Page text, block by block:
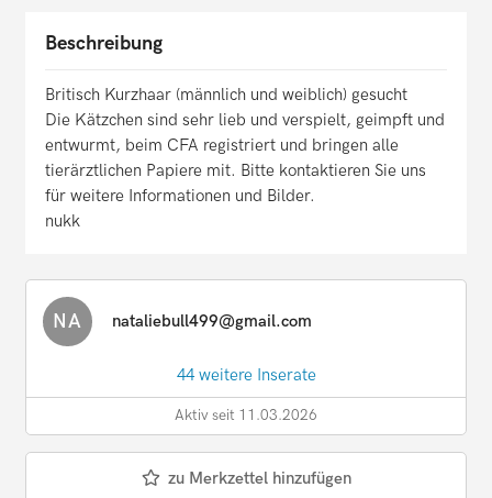
Beschreibung
Britisch Kurzhaar (männlich und weiblich) gesucht
Die Kätzchen sind sehr lieb und verspielt, geimpft und
entwurmt, beim CFA registriert und bringen alle
tierärztlichen Papiere mit. Bitte kontaktieren Sie uns
für weitere Informationen und Bilder.
nukk
NA nataliebull499@gmail.com
44 weitere Inserate
Aktiv seit 11.03.2026
zu Merkzettel hinzufügen